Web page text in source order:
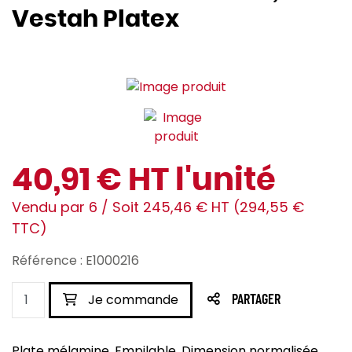
Vestah Platex
40,91 € HT l'unité
Vendu par 6 / Soit 245,46 € HT (294,55 €
TTC)
Référence : E1000216
Je commande PARTAGER